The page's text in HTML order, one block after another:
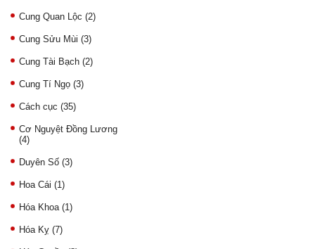
Cung Quan Lộc (2)
Cung Sửu Mùi (3)
Cung Tài Bạch (2)
Cung Tí Ngọ (3)
Cách cục (35)
Cơ Nguyệt Đồng Lương
(4)
Duyên Số (3)
Hoa Cái (1)
Hóa Khoa (1)
Hóa Kỵ (7)